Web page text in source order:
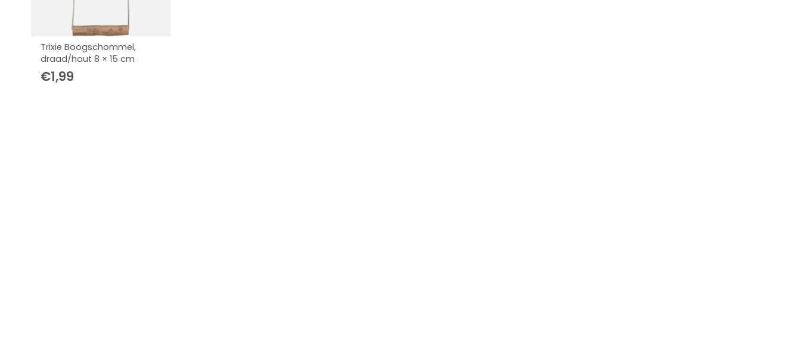
Trixie Boogschommel,
draad/hout 8 × 15 cm
€1,99